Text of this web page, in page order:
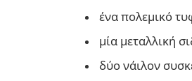
ένα πολεμικό
μία μεταλλική
δύο νάιλον